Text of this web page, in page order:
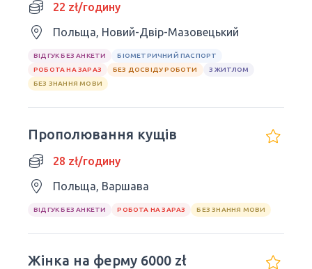
22 zł/годину
Польща, Новий-Двір-Мазовецький
ВІДГУК БЕЗ АНКЕТИ
БІОМЕТРИЧНИЙ ПАСПОРТ
РОБОТА НА ЗАРАЗ
БЕЗ ДОСВІДУ РОБОТИ
З ЖИТЛОМ
БЕЗ ЗНАННЯ МОВИ
Прополювання кущів
28 zł/годину
Польща, Варшава
ВІДГУК БЕЗ АНКЕТИ РОБОТА НА ЗАРАЗ БЕЗ ЗНАННЯ МОВИ
Жінка на ферму 6000 zł